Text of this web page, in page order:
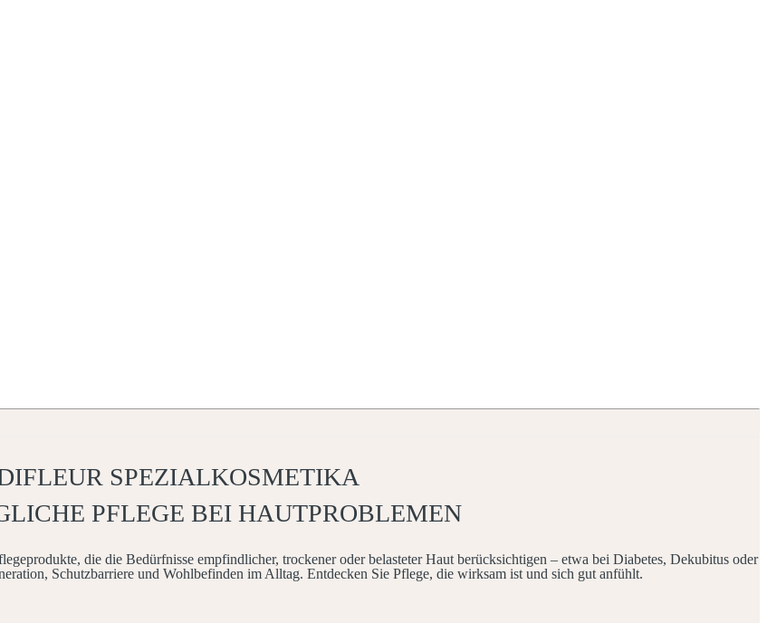
SPEZIALKOSMETIKA
PFLEGE BEI HAUTPROBLEMEN
die die Bedürfnisse empfindlicher, trockener oder belasteter Haut berücksichtigen – etwa bei Diabetes, Dekubitus oder
Schutzbarriere und Wohlbefinden im Alltag. Entdecken Sie Pflege, die wirksam ist und sich gut anfühlt.